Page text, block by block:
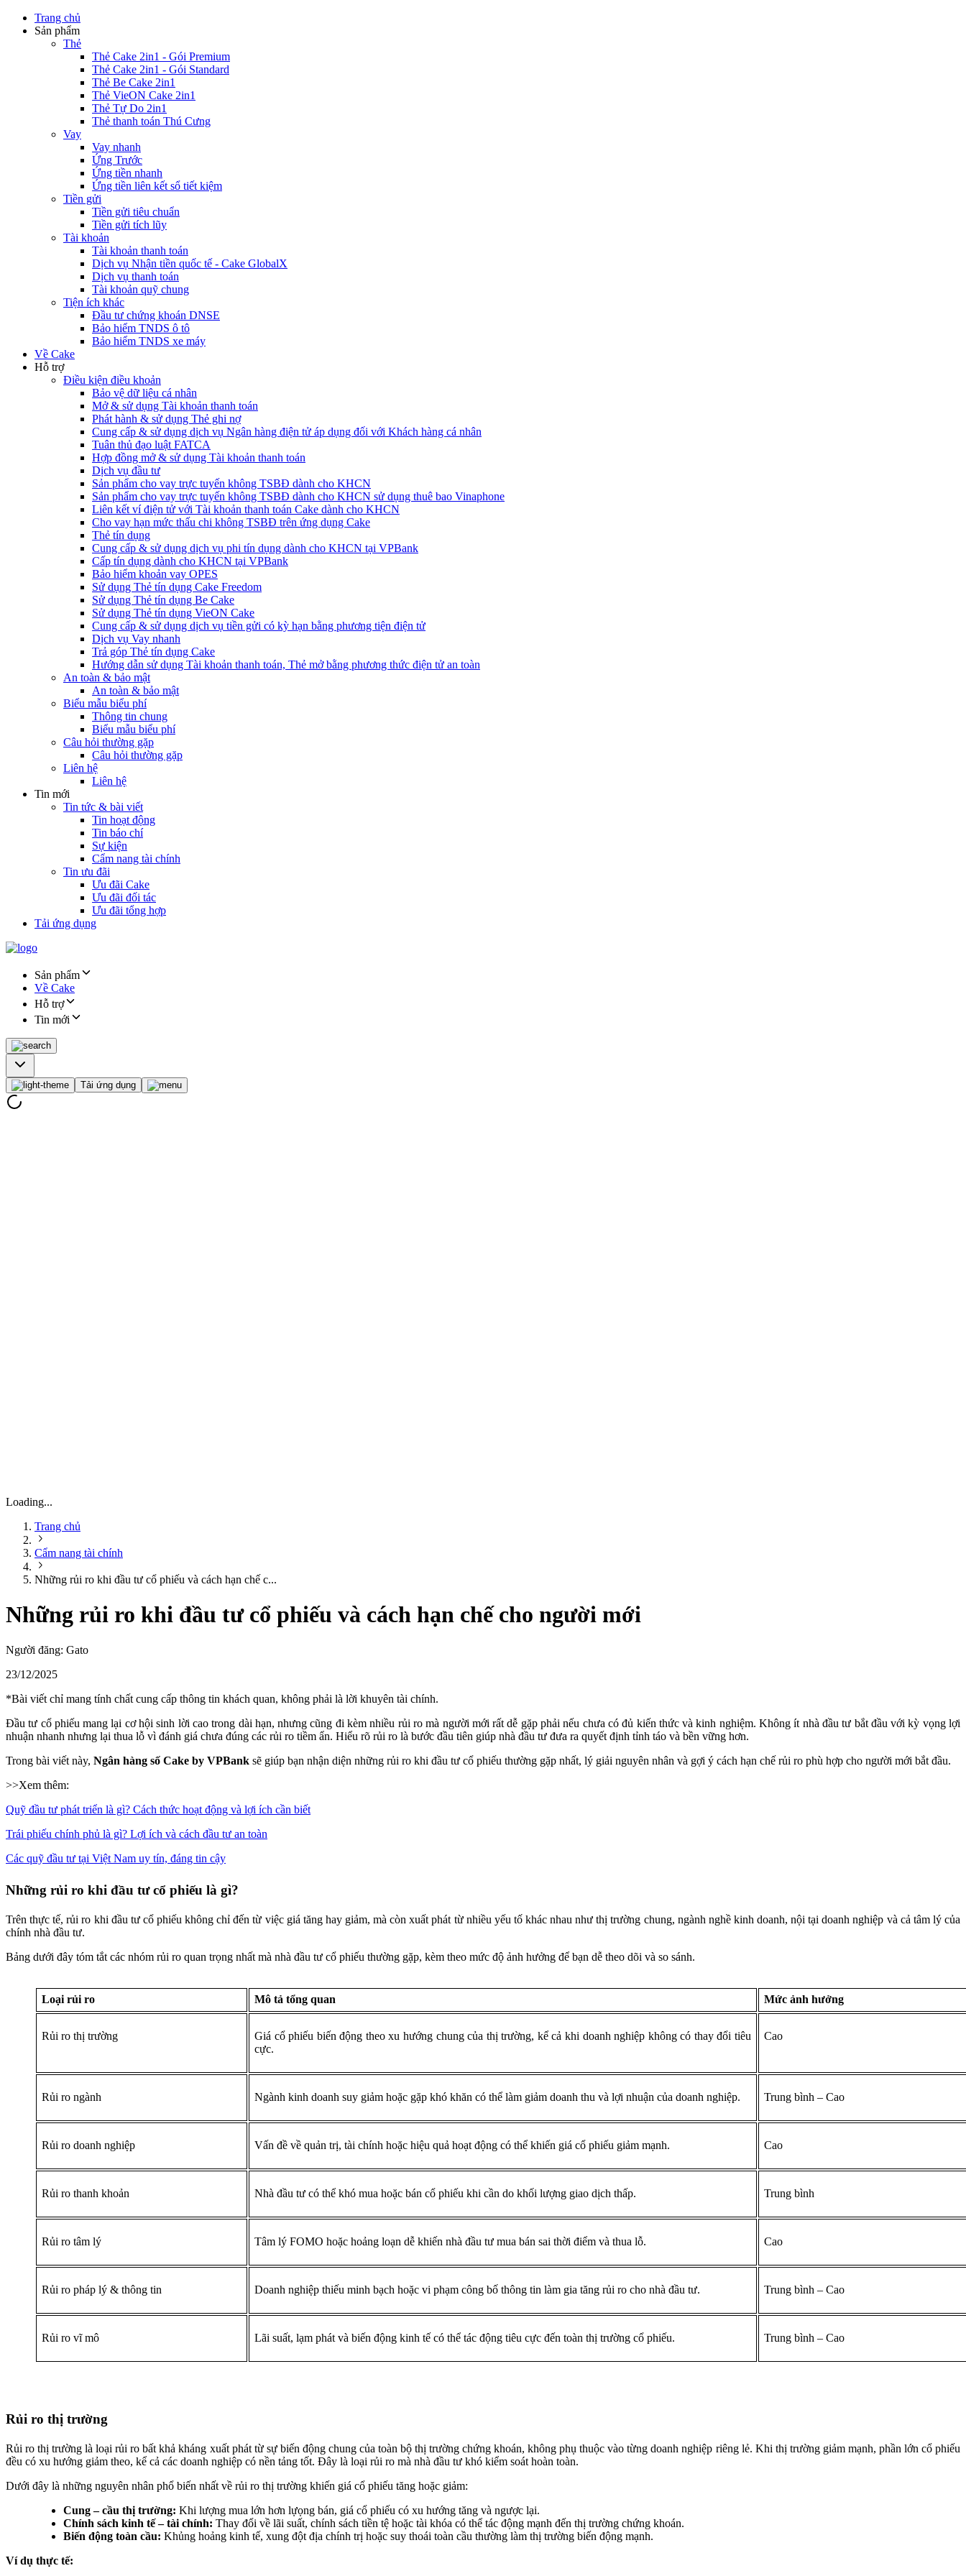
Trang chủ
Sản phẩm
Thẻ
Thẻ Cake 2in1 - Gói Premium
Thẻ Cake 2in1 - Gói Standard
Thẻ Be Cake 2in1
Thẻ VieON Cake 2in1
Thẻ Tự Do 2in1
Thẻ thanh toán Thú Cưng
Vay
Vay nhanh
Ứng Trước
Ứng tiền nhanh
Ứng tiền liên kết sổ tiết kiệm
Tiền gửi
Tiền gửi tiêu chuẩn
Tiền gửi tích lũy
Tài khoản
Tài khoản thanh toán
Dịch vụ Nhận tiền quốc tế - Cake GlobalX
Dịch vụ thanh toán
Tài khoản quỹ chung
Tiện ích khác
Đầu tư chứng khoán DNSE
Bảo hiểm TNDS ô tô
Bảo hiểm TNDS xe máy
Về Cake
Hỗ trợ
Điều kiện điều khoản
Bảo vệ dữ liệu cá nhân
Mở & sử dụng Tài khoản thanh toán
Phát hành & sử dụng Thẻ ghi nợ
Cung cấp & sử dụng dịch vụ Ngân hàng điện tử áp dụng đối với Khách hàng cá nhân
Tuân thủ đạo luật FATCA
Hợp đồng mở & sử dụng Tài khoản thanh toán
Dịch vụ đầu tư
Sản phẩm cho vay trực tuyến không TSBĐ dành cho KHCN
Sản phẩm cho vay trực tuyến không TSBĐ dành cho KHCN sử dụng thuê bao Vinaphone
Liên kết ví điện tử với Tài khoản thanh toán Cake dành cho KHCN
Cho vay hạn mức thấu chi không TSBĐ trên ứng dụng Cake
Thẻ tín dụng
Cung cấp & sử dụng dịch vụ phi tín dụng dành cho KHCN tại VPBank
Cấp tín dụng dành cho KHCN tại VPBank
Bảo hiểm khoản vay OPES
Sử dụng Thẻ tín dụng Cake Freedom
Sử dụng Thẻ tín dụng Be Cake
Sử dụng Thẻ tín dụng VieON Cake
Cung cấp & sử dụng dịch vụ tiền gửi có kỳ hạn bằng phương tiện điện tử
Dịch vụ Vay nhanh
Trả góp Thẻ tín dụng Cake
Hướng dẫn sử dụng Tài khoản thanh toán, Thẻ mở bằng phương thức điện tử an toàn
An toàn & bảo mật
An toàn & bảo mật
Biểu mẫu biểu phí
Thông tin chung
Biểu mẫu biểu phí
Câu hỏi thường gặp
Câu hỏi thường gặp
Liên hệ
Liên hệ
Tin mới
Tin tức & bài viết
Tin hoạt động
Tin báo chí
Sự kiện
Cẩm nang tài chính
Tin ưu đãi
Ưu đãi Cake
Ưu đãi đối tác
Ưu đãi tổng hợp
Tải ứng dụng
Sản phẩm
Về Cake
Hỗ trợ
Tin mới
Tải ứng dụng
Loading...
Trang chủ
Cẩm nang tài chính
Những rủi ro khi đầu tư cổ phiếu và cách hạn chế c...
Những rủi ro khi đầu tư cổ phiếu và cách hạn chế cho người mới
Người đăng: Gato
23/12/2025
*Bài viết chỉ mang tính chất cung cấp thông tin khách quan, không phải là lời khuyên tài chính.
Đầu tư cổ phiếu mang lại cơ hội sinh lời cao trong dài hạn, nhưng cũng đi kèm nhiều rủi ro mà người mới rất dễ gặp phải nếu chưa có đủ kiến thức và kinh nghiệm. Không ít nhà đầu tư bắt đầu với kỳ vọng lợi
nhuận nhanh nhưng lại thua lỗ vì đánh giá chưa đúng các rủi ro tiềm ẩn. Hiểu rõ rủi ro là bước đầu tiên giúp nhà đầu tư đưa ra quyết định tỉnh táo và bền vững hơn.
Trong bài viết này, Ngân hàng số Cake by VPBank sẽ giúp bạn nhận diện những rủi ro khi đầu tư cổ phiếu thường gặp nhất, lý giải nguyên nhân và gợi ý cách hạn chế rủi ro phù hợp cho người mới bắt đầu.
>>Xem thêm:
Quỹ đầu tư phát triển là gì? Cách thức hoạt động và lợi ích cần biết
Trái phiếu chính phủ là gì? Lợi ích và cách đầu tư an toàn
Các quỹ đầu tư tại Việt Nam uy tín, đáng tin cậy
Những rủi ro khi đầu tư cổ phiếu là gì?
Trên thực tế, rủi ro khi đầu tư cổ phiếu không chỉ đến từ việc giá tăng hay giảm, mà còn xuất phát từ nhiều yếu tố khác nhau như thị trường chung, ngành nghề kinh doanh, nội tại doanh nghiệp và cả tâm lý của
chính nhà đầu tư.
Bảng dưới đây tóm tắt các nhóm rủi ro quan trọng nhất mà nhà đầu tư cổ phiếu thường gặp, kèm theo mức độ ảnh hưởng để bạn dễ theo dõi và so sánh.
Loại rủi ro Mô tả tổng quan Mức ảnh hưởng
Rủi ro thị trường
Giá cổ phiếu biến động theo xu hướng chung của thị trường, kể cả khi doanh nghiệp không có thay đổi tiêu
cực.
Cao
Rủi ro ngành Ngành kinh doanh suy giảm hoặc gặp khó khăn có thể làm giảm doanh thu và lợi nhuận của doanh nghiệp. Trung bình – Cao
Rủi ro doanh nghiệp Vấn đề về quản trị, tài chính hoặc hiệu quả hoạt động có thể khiến giá cổ phiếu giảm mạnh. Cao
Rủi ro thanh khoản Nhà đầu tư có thể khó mua hoặc bán cổ phiếu khi cần do khối lượng giao dịch thấp. Trung bình
Rủi ro tâm lý Tâm lý FOMO hoặc hoảng loạn dễ khiến nhà đầu tư mua bán sai thời điểm và thua lỗ. Cao
Rủi ro pháp lý & thông tin Doanh nghiệp thiếu minh bạch hoặc vi phạm công bố thông tin làm gia tăng rủi ro cho nhà đầu tư. Trung bình – Cao
Rủi ro vĩ mô Lãi suất, lạm phát và biến động kinh tế có thể tác động tiêu cực đến toàn thị trường cổ phiếu. Trung bình – Cao
Rủi ro thị trường
Rủi ro thị trường là loại rủi ro bất khả kháng xuất phát từ sự biến động chung của toàn bộ thị trường chứng khoán, không phụ thuộc vào từng doanh nghiệp riêng lẻ. Khi thị trường giảm mạnh, phần lớn cổ phiếu
đều có xu hướng giảm theo, kể cả các doanh nghiệp có nền tảng tốt. Đây là loại rủi ro mà nhà đầu tư khó kiểm soát hoàn toàn.
Dưới đây là những nguyên nhân phổ biến nhất về rủi ro thị trường khiến giá cổ phiếu tăng hoặc giảm:
Cung – cầu thị trường: Khi lượng mua lớn hơn lựọng bán, giá cổ phiếu có xu hướng tăng và ngược lại.
Chính sách kinh tế – tài chính: Thay đổi về lãi suất, chính sách tiền tệ hoặc tài khóa có thể tác động mạnh đến thị trường chứng khoán.
Biến động toàn cầu: Khủng hoảng kinh tế, xung đột địa chính trị hoặc suy thoái toàn cầu thường làm thị trường biến động mạnh.
Ví dụ thực tế: